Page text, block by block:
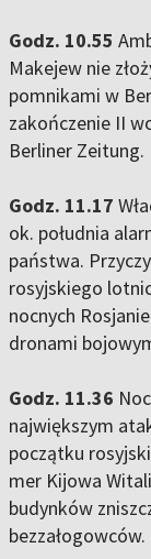
Godz. 10.55
Makejew nie
pomnikami w
zakończenie II
Berliner Zeitung.
Godz. 11.17
ok. południa
państwa.
rosyjskiego
nocnych
dronami
Godz. 11.36
największym
początku
mer Kijowa
budynków
bezzałogowców.